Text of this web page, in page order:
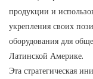
продукции и
укрепления своих
оборудования для
Латинской Америке.
Эта стратегическая